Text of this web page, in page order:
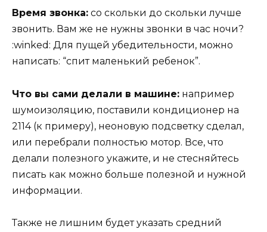
Время звонка: со скольки до скольки лучше
звонить. Вам же не нужны звонки в час ночи?
:winked: Для пущей убедительности, можно
написать: “спит маленький ребенок”.
Что вы сами делали в машине: например
шумоизоляцию, поставили кондиционер на
2114 (к примеру), неоновую подсветку сделал,
или перебрали полностью мотор. Все, что
делали полезного укажите, и не стесняйтесь
писать как можно больше полезной и нужной
информации.
Также не лишним будет указать средний